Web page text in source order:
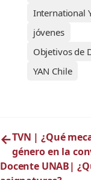
International
jóvenes
Objetivos de
YAN Chile
←TVN | ¿Qué
género en la
Docente UNAB|